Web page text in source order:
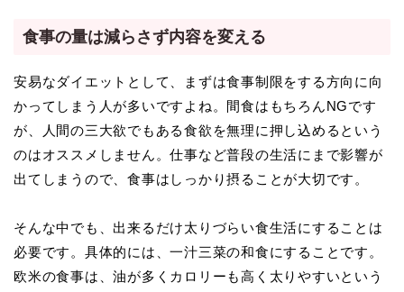
食事の量は減らさず内容を変える
安易なダイエットとして、まずは食事制限をする方向に向
かってしまう人が多いですよね。間食はもちろんNGです
が、人間の三大欲でもある食欲を無理に押し込めるという
のはオススメしません。仕事など普段の生活にまで影響が
出てしまうので、食事はしっかり摂ることが大切です。
そんな中でも、出来るだけ太りづらい食生活にすることは
必要です。具体的には、一汁三菜の和食にすることです。
欧米の食事は、油が多くカロリーも高く太りやすいという